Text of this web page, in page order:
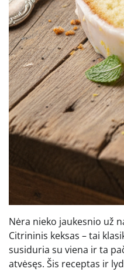
Nėra nieko jaukesnio už
Citrininis keksas – tai
susiduria su viena ir ta
atvėsęs. Šis receptas ir